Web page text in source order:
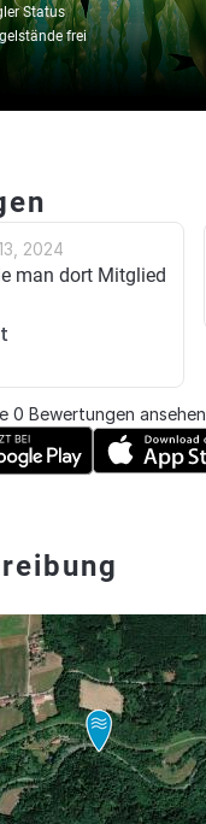
Status
frei
2024
man dort Mitglied
0 Bewertungen ansehen